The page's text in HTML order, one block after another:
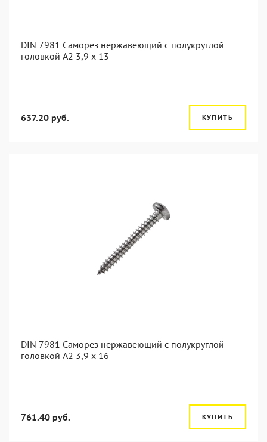
DIN 7981 Саморез нержавеющий с полукруглой
головкой А2 3,9 x 13
637.20 руб. КУПИТЬ
DIN 7981 Саморез нержавеющий с полукруглой
головкой А2 3,9 x 16
761.40 руб. КУПИТЬ